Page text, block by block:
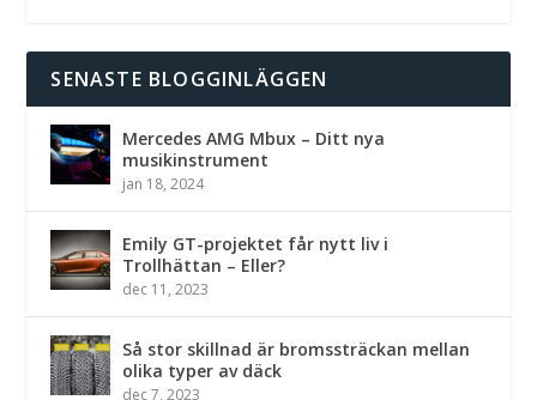
SENASTE BLOGGINLÄGGEN
Mercedes AMG Mbux – Ditt nya
musikinstrument
jan 18, 2024
Emily GT-projektet får nytt liv i
Trollhättan – Eller?
dec 11, 2023
Så stor skillnad är bromssträckan mellan
olika typer av däck
dec 7, 2023